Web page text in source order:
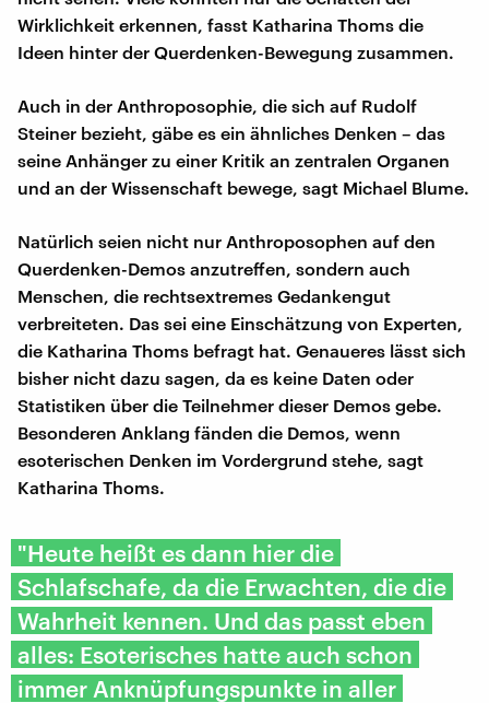
Wirklichkeit erkennen, fasst Katharina Thoms die
Ideen hinter der Querdenken-Bewegung zusammen.
Auch in der Anthroposophie, die sich auf Rudolf
Steiner bezieht, gäbe es ein ähnliches Denken – das
seine Anhänger zu einer Kritik an zentralen Organen
und an der Wissenschaft bewege, sagt Michael Blume.
Natürlich seien nicht nur Anthroposophen auf den
Querdenken-Demos anzutreffen, sondern auch
Menschen, die rechtsextremes Gedankengut
verbreiteten. Das sei eine Einschätzung von Experten,
die Katharina Thoms befragt hat. Genaueres lässt sich
bisher nicht dazu sagen, da es keine Daten oder
Statistiken über die Teilnehmer dieser Demos gebe.
Besonderen Anklang fänden die Demos, wenn
esoterischen Denken im Vordergrund stehe, sagt
Katharina Thoms.
"Heute heißt es dann hier die
Schlafschafe, da die Erwachten, die die
Wahrheit kennen. Und das passt eben
alles: Esoterisches hatte auch schon
immer Anknüpfungspunkte in aller